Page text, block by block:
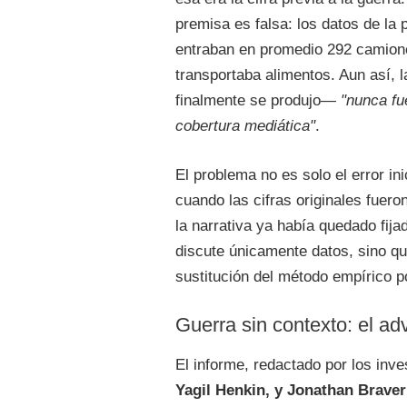
premisa es falsa: los datos de la
entraban en promedio 292
transportaba alimentos. Aun
finalmente se produjo— "nunca
cobertura mediática".
El problema no es solo el error
cuando las cifras originales
la narrativa ya había quedado
discute únicamente datos, sino
sustitución del método empírico
Guerra sin contexto: el
El informe, redactado por los
Yagil Henkin, y Jonathan